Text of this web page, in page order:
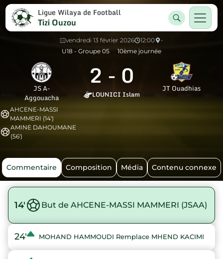
Ligue Wilaya de Football
Tizi Ouzou
vendredi 13 février 2026 12:00
-
U18 - Groupe 05
10ème journée
JS A-
Aggouacha
2 - 0
LOUNICI Islam
JT Ouadhias
AHCENE-MASSI
MAMMERI (14')
AMINE DAHOUMANE
(56')
Commentaire Composition Média Contenu connexe
14' But de AHCENE-MASSI MAMMERI (JSAA)
24' MOHAND HAMMOUDI Remplace MHEND KACIMI